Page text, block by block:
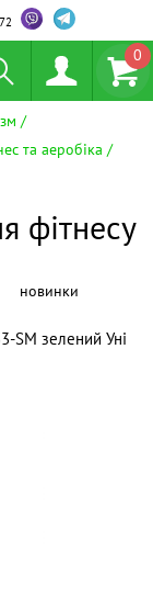
0
та аеробіка
фітнесу
новинки
SM зелений Уні